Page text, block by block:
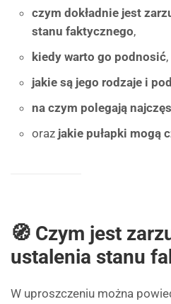
czym dokładnie jest
stanu faktycznego,
kiedy warto go podnosić,
jakie są jego rodzaje i
na czym polegają
oraz jakie pułapki mogą
🧭 Czym jest
ustalenia stanu
W uproszczeniu można